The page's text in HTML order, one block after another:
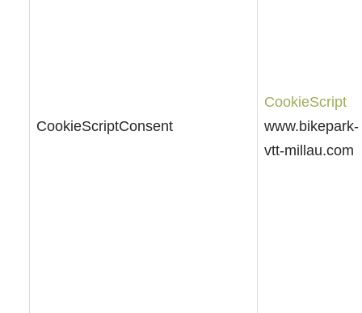
CookieScriptConsent
CookieScript
www.bikepark-
vtt-millau.com